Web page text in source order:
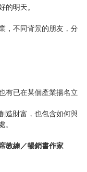
的明天。
，不同背景的朋友，分
有已在某個產業揚名立
造財富，也包含如何與
。
教練／暢銷書作家